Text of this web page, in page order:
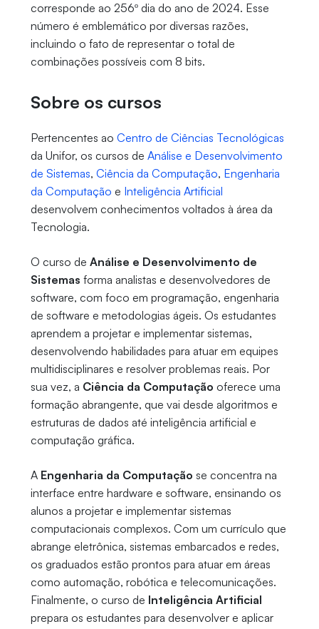
corresponde ao 256º dia do ano de 2024. Esse
número é emblemático por diversas razões,
incluindo o fato de representar o total de
combinações possíveis com 8 bits.
Sobre os cursos
Pertencentes ao Centro de Ciências Tecnológicas
da Unifor, os cursos de Análise e Desenvolvimento
de Sistemas, Ciência da Computação, Engenharia
da Computação e Inteligência Artificial
desenvolvem conhecimentos voltados à área da
Tecnologia.
O curso de Análise e Desenvolvimento de
Sistemas forma analistas e desenvolvedores de
software, com foco em programação, engenharia
de software e metodologias ágeis. Os estudantes
aprendem a projetar e implementar sistemas,
desenvolvendo habilidades para atuar em equipes
multidisciplinares e resolver problemas reais. Por
sua vez, a Ciência da Computação oferece uma
formação abrangente, que vai desde algoritmos e
estruturas de dados até inteligência artificial e
computação gráfica.
A Engenharia da Computação se concentra na
interface entre hardware e software, ensinando os
alunos a projetar e implementar sistemas
computacionais complexos. Com um currículo que
abrange eletrônica, sistemas embarcados e redes,
os graduados estão prontos para atuar em áreas
como automação, robótica e telecomunicações.
Finalmente, o curso de Inteligência Artificial
prepara os estudantes para desenvolver e aplicar